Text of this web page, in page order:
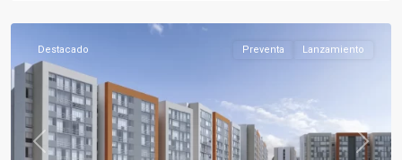
Previous Next
Destacado Preventa Lanzamiento